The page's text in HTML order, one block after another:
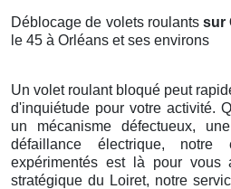
Déblocage de volets roulantssur
le 45 à Orléans et ses environs
Un volet roulant bloqué peut
d'inquiétude pour votre activité.
un mécanisme défectueux,
défaillance électrique, notre
expérimentés est là pour vous
stratégique du Loiret, notre